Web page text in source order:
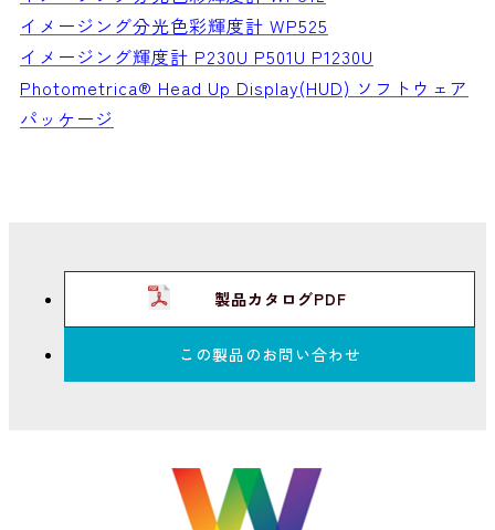
イメージング分光色彩輝度計 WP525
イメージング輝度計 P230U P501U P1230U
Photometrica® Head Up Display(HUD) ソフトウェア
パッケージ
製品カタログPDF
この製品のお問い合わせ